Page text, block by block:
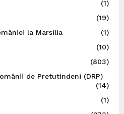
(1)
(19)
la Marsilia
(1)
(10)
(803)
de Pretutindeni (DRP)
(14)
(1)